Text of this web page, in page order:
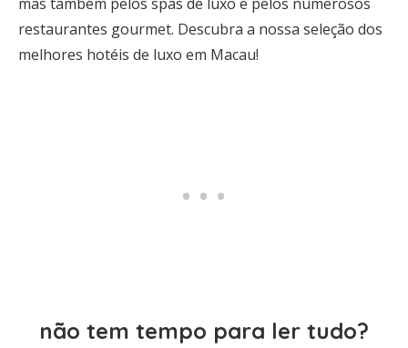
restaurantes gourmet. Descubra a nossa seleção dos
melhores hotéis de luxo em Macau!
não tem tempo para ler tudo?